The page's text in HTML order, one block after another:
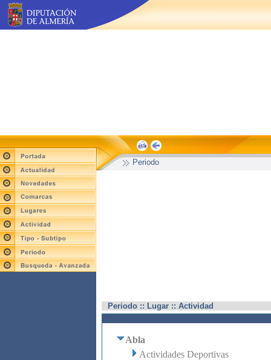
Periodo
Periodo :: Lugar :: Actividad
Abla
Actividades Deportivas